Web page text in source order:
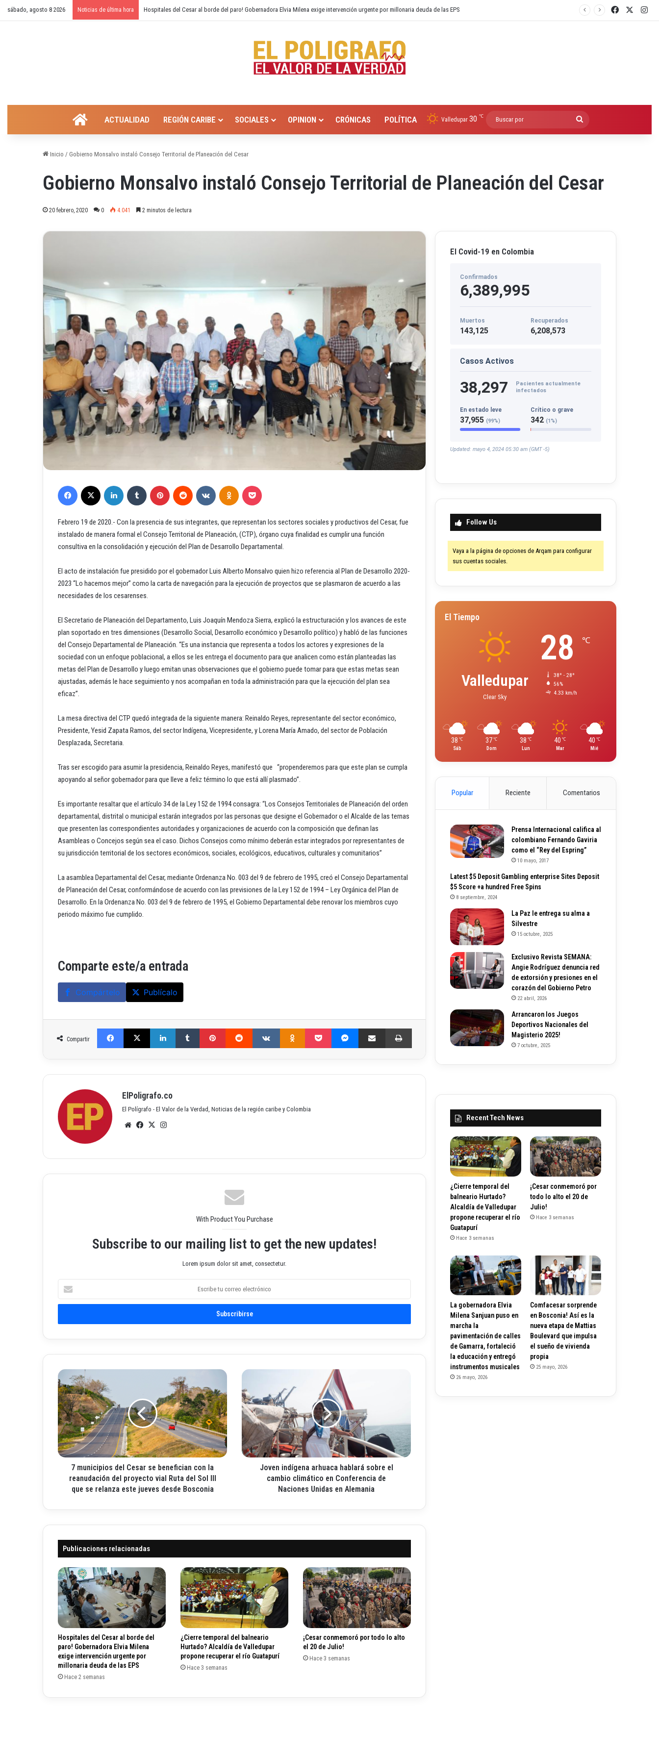
sábado, agosto 8 2026 Noticias de última hora ¿Cierre temporal del balneario Hurtado? Alcaldía de Valledupar propone recuperar el río Guatapurí Facebook
INICIOACTUALIDAD REGIÓN CARIBE SOCIALES OPINION CRÓNICAS POLÍTICA Valledupar 30 ℃
Buscar
por
Inicio / Gobierno Monsalvo instaló Consejo Territorial de Planeación del Cesar
Gobierno Monsalvo instaló Consejo Territorial de Planeación del Cesar
20 febrero, 2020 0 4.041 2 minutos de lectura
Febrero 19 de 2020.- Con la presencia de sus integrantes, que representan los sectores sociales y productivos del Cesar, fue
instalado de manera formal el Consejo Territorial de Planeación, (CTP), órgano cuya finalidad es cumplir una función
consultiva en la consolidación y ejecución del Plan de Desarrollo Departamental.
El acto de instalación fue presidido por el gobernador Luis Alberto Monsalvo quien hizo referencia al Plan de Desarrollo 2020-
2023 “Lo hacemos mejor” como la carta de navegación para la ejecución de proyectos que se plasmaron de acuerdo a las
necesidades de los cesarenses.
El Secretario de Planeación del Departamento, Luis Joaquín Mendoza Sierra, explicó la estructuración y los avances de este
plan soportado en tres dimensiones (Desarrollo Social, Desarrollo económico y Desarrollo político) y habló de las funciones
del Consejo Departamental de Planeación. “Es una instancia que representa a todos los actores y expresiones de la
sociedad con un enfoque poblacional, a ellos se les entrega el documento para que analicen como están planteadas las
metas del Plan de Desarrollo y luego emitan unas observaciones que el gobierno puede tomar para que estas metas sean
ajustadas, además le hace seguimiento y nos acompañan en toda la administración para que la ejecución del plan sea
eficaz”.
La mesa directiva del CTP quedó integrada de la siguiente manera: Reinaldo Reyes, representante del sector económico,
Presidente, Yesid Zapata Ramos, del sector Indígena, Vicepresidente, y Lorena María Amado, del sector de Población
Desplazada, Secretaria.
Tras ser escogido para asumir la presidencia, Reinaldo Reyes, manifestó que “propenderemos para que este plan se cumpla
apoyando al señor gobernador para que lleve a feliz término lo que está allí plasmado”.
Es importante resaltar que el artículo 34 de la Ley 152 de 1994 consagra: “Los Consejos Territoriales de Planeación del orden
departamental, distrital o municipal estarán integrados por las personas que designe el Gobernador o el Alcalde de las ternas
que presenten las correspondientes autoridades y organizaciones de acuerdo con la composición que definan las
Asambleas o Concejos según sea el caso. Dichos Consejos como mínimo deberán estar integrados por representantes de
su jurisdicción territorial de los sectores económicos, sociales, ecológicos, educativos, culturales y comunitarios”
La asamblea Departamental del Cesar, mediante Ordenanza No. 003 del 9 de febrero de 1995, creó el Consejo Departamental
de Planeación del Cesar, conformándose de acuerdo con las previsiones de la Ley 152 de 1994 – Ley Orgánica del Plan de
Desarrollo. En la Ordenanza No. 003 del 9 de febrero de 1995, el Gobierno Departamental debe renovar los miembros cuyo
periodo máximo fue cumplido.
Comparte este/a entrada
Compártelo Publícalo
Compartir
Facebook X LinkedIn Tumblr Pinterest Reddit VKontakte Odnoklassniki Pocket Messenger Compartir por correo electrónico
ElPoligrafo.co
El Polígrafo - El Valor de la Verdad, Noticias de la región caribe y Colombia
Siti
b
Fac
X
With Product You Purchase
Subscribe to our mailing list to get the new updates!
Lorem ipsum dolor sit amet, consectetur.
c
i
t
c
o
r
r
e
o
e
l
n
o
7
m
u
n
i
c
i
p
i
l
s
r
s
e
n
e
i
c
i
a
7 municipios del Cesar se benefician con la
reanudación del proyecto vial Ruta del Sol lll
que se relanza este jueves desde Bosconia
J
v
e
n
i
n
d
í
a
u
c
h
a
b
l
a
á
Joven indígena arhuaca hablará sobre el
cambio climático en Conferencia de
Naciones Unidas en Alemania
Publicaciones relacionadas
Hospitales del Cesar al borde del
paro! Gobernadora Elvia Milena
exige intervención urgente por
millonaria deuda de las EPS
Hace 2 semanas
¿Cierre temporal del balneario
Hurtado? Alcaldía de Valledupar
propone recuperar el río Guatapurí
Hace 3 semanas
¡Cesar conmemoró por todo lo alto
el 20 de Julio!
Hace 3 semanas
El Covid-19 en Colombia
Confirmados
6,389,995
Muertos
143,125
Recuperados
6,208,573
Casos Activos
38,297
Pacientes actualmente
infectados
En estado leve
37,955 (99%)
Crítico o grave
342 (1%)
Updated: mayo 4, 2024 05:30 am (GMT -5)
Follow Us
Vaya a la página de opciones de Arqam para configurar
sus cuentas sociales.
El Tiempo
Valledupar
Clear Sky
28 ℃
38º - 28º
56%
4.33 km/h
38 ℃
Sáb
37 ℃
Dom
38 ℃
Lun
40 ℃
Mar
40 ℃
Mié
Popular Reciente Comentarios
Prensa Internacional califica al
colombiano Fernando Gaviria
como el “Rey del Espring”
10 mayo, 2017
Latest $5 Deposit Gambling enterprise Sites Deposit
$5 Score +a hundred Free Spins
8 septiembre, 2024
La Paz le entrega su alma a
Silvestre
15 octubre, 2025
Exclusivo Revista SEMANA:
Angie Rodríguez denuncia red
de extorsión y presiones en el
corazón del Gobierno Petro
22 abril, 2026
Arrancaron los Juegos
Deportivos Nacionales del
Magisterio 2025!
7 octubre, 2025
Recent Tech News
¿Cierre temporal del
balneario Hurtado?
Alcaldía de Valledupar
propone recuperar el río
Guatapurí
Hace 3 semanas
¡Cesar conmemoró por
todo lo alto el 20 de
Julio!
Hace 3 semanas
La gobernadora Elvia
Milena Sanjuan puso en
marcha la
pavimentación de calles
de Gamarra, fortaleció
la educación y entregó
instrumentos musicales
26 mayo, 2026
Comfacesar sorprende
en Bosconia! Así es la
nueva etapa de Mattias
Boulevard que impulsa
el sueño de vivienda
propia
25 mayo, 2026